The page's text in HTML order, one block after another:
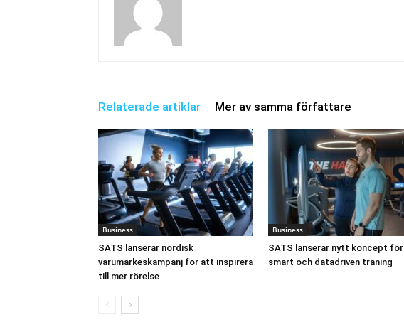
Relaterade artiklar Mer av samma författare
Business
SATS lanserar nordisk
varumärkeskampanj för att inspirera
till mer rörelse
Business
SATS lanserar nytt koncept för
smart och datadriven träning